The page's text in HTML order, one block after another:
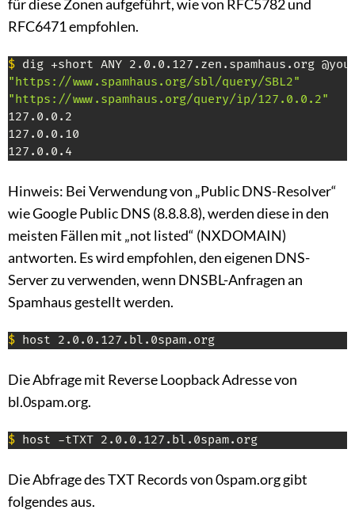
für diese Zonen aufgeführt, wie von RFC5782 und
RFC6471 empfohlen.
$
"https://www.spamhaus.org/sbl/query/SBL2"
"https://www.spamhaus.org/query/ip/127.0.0.2"
127.0.0.2
127.0.0.10
127.0.0.4
Hinweis: Bei Verwendung von „Public DNS-Resolver“
wie Google Public DNS (8.8.8.8), werden diese in den
meisten Fällen mit „not listed“ (NXDOMAIN)
antworten. Es wird empfohlen, den eigenen DNS-
Server zu verwenden, wenn DNSBL-Anfragen an
Spamhaus gestellt werden.
$ host 2.0.0.127.bl.0spam.org
Die Abfrage mit Reverse Loopback Adresse von
bl.0spam.org.
$ host -tTXT 2.0.0.127.bl.0spam.org
Die Abfrage des TXT Records von 0spam.org gibt
folgendes aus.